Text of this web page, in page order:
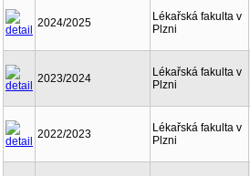
2024/2025
Lékařská fakulta v
Plzni
2023/2024
Lékařská fakulta v
Plzni
2022/2023
Lékařská fakulta v
Plzni